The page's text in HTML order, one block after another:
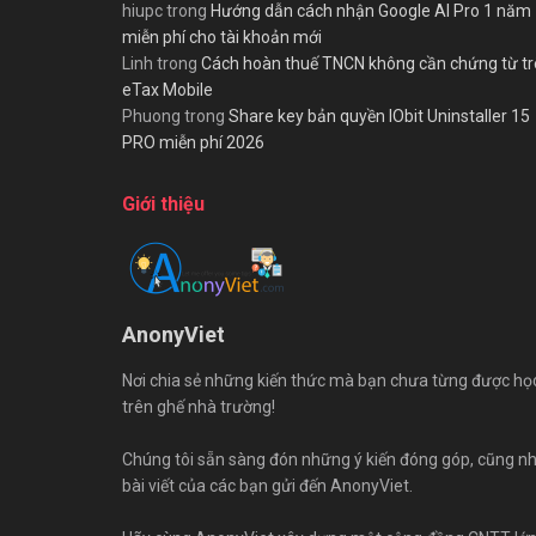
hiupctrong Hướng dẫn cách nhận Google AI Pro 1 năm
miễn phí cho tài khoản mới
Linh trong Cách hoàn thuế TNCN không cần chứng từ
eTax Mobile
Phuong trong Share key bản quyền IObit Uninstaller 15
PRO miễn phí 2026
Giới thiệu
AnonyViet
Nơi chia sẻ những kiến thức mà bạn chưa từng được
trên ghế nhà trường!
Chúng tôi sẵn sàng đón những ý kiến đóng góp, cũng
bài viết của các bạn gửi đến AnonyViet.